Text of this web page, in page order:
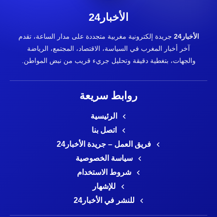
الأخبار24
الأخبار24
جريدة إلكترونية مغربية متجددة على مدار الساعة، تقدم
آخر أخبار المغرب في السياسة، الاقتصاد، المجتمع، الرياضة
والجهات، بتغطية دقيقة وتحليل جريء قريب من نبض المواطن.
روابط سريعة
الرئيسية
اتصل بنا
فريق العمل – جريدة الأخبار24
سياسة الخصوصية
شروط الاستخدام
للإشهار
للنشر في الأخبار24